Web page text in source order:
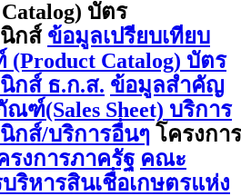
บัตร
กส์ ข้อมูลเปรียบเทียบ
Catalog) บัตร
กส์ ธ.ก.ส. ข้อมูลสำคัญ
ฑ์(Sales Sheet) บริการ
กส์/บริการอื่นๆ โครงการ
รงการภาครัฐ คณะ
ริหารสินเชื่อเกษตรแห่ง